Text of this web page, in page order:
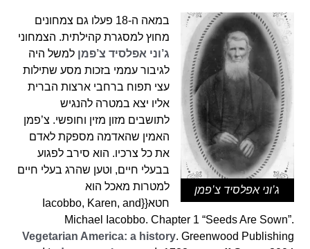
ג’וני אפלסיד צ’פמן
במאה ה-18 פעלו גם צמחונים
מחוץ למסגרת קהילתית. הצמחוני
ג’וני אפלסיד צ’פמן למשל היה
לגיבור עממי בזכות מסע שתילות
עצי תפוח ברחבי ארצות הברית
אליו יצא במטרה להנגיש
לתושבים מזון מזין וחופשי. צ’פמן
האמין שהאדמה מספקת לאדם
את כל צרכיו. הוא סירב לפגוע
בבעלי חיים, וטען שהרג בעלי חיים
למטרות מאכל הוא
חטא{{Iacobbo, Karen, and
Michael Iacobbo. Chapter 1 “Seeds Are Sown”.
Vegetarian America: a history. Greenwood Publishing